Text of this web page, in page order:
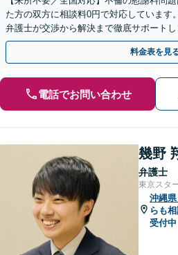
た方の双方に相談料0円で対応しています
弁護士が交渉から解決まで徹底サポート
手金の返還保証もありますので安心して
料金表を見
電話でお問い合わせ
幾野
弁護士
東京スタ
沖縄県
らも
受付中